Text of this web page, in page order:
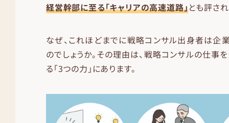
経営幹部に至る「キャリアの高速道路」とも評され
なぜ、これほどまでに戦略コンサル出身者は企
のでしょうか。その理由は、戦略コンサルの仕事
る「3つの力」にあります。